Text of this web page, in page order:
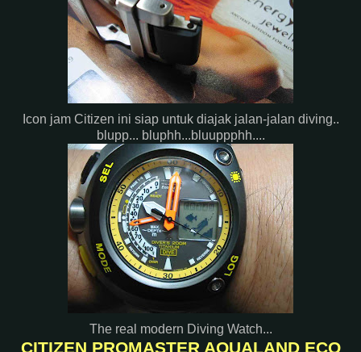
Icon jam Citizen ini siap untuk diajak jalan-jalan diving..
blupp... bluphh...bluuppphh....
The real modern Diving Watch...
CITIZEN PROMASTER AQUALAND ECO